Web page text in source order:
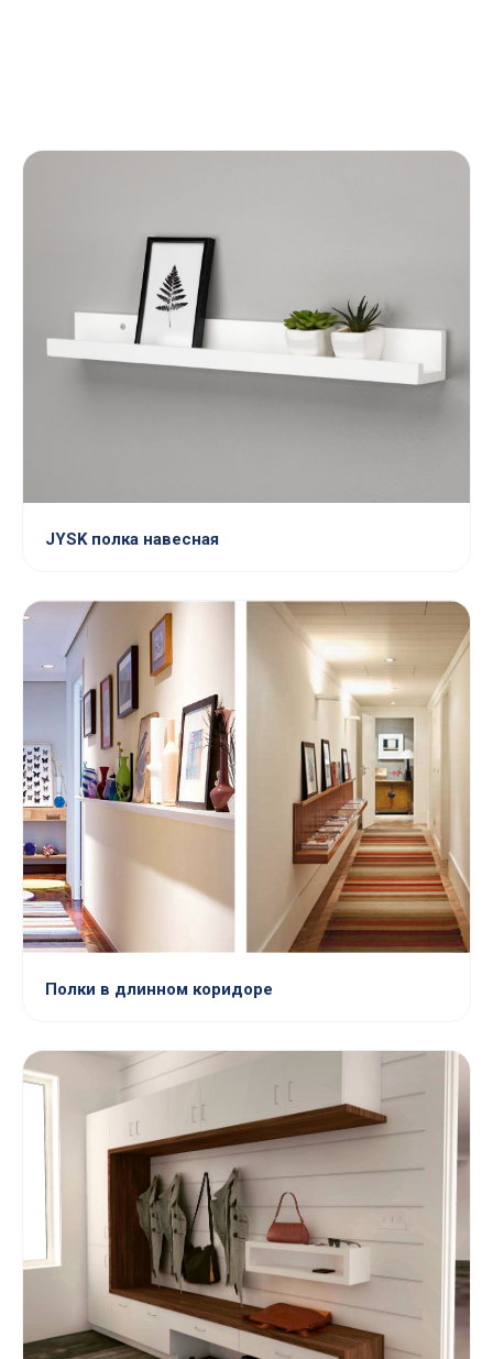
JYSK полка навесная
Полки в длинном коридоре